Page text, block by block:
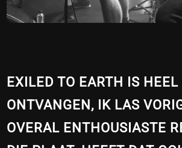
EXILED TO EARTH IS HEEL
ONTVANGEN, IK LAS
OVERAL ENTHOUSIASTE